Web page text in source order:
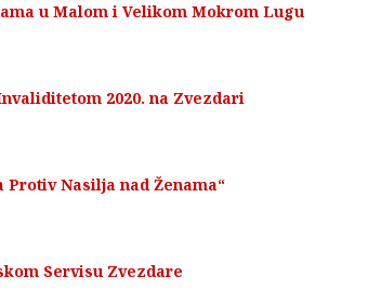
u Malom i Velikom Mokrom Lugu
2020. na Zvezdari
Protiv Nasilja nad Ženama“
Servisu Zvezdare